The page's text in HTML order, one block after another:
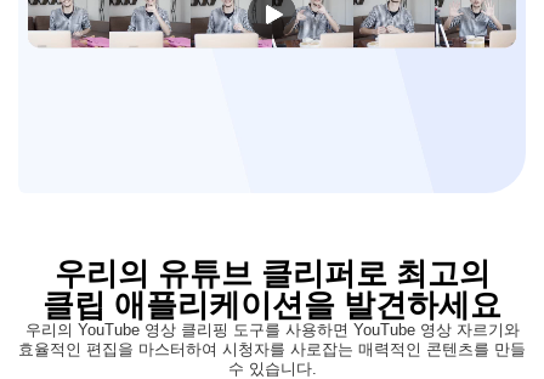
우리의 유튜브 클리퍼로 최고의
클립 애플리케이션을 발견하세요
우리의 YouTube 영상 클리핑 도구를 사용하면 YouTube 영상 자르기와
효율적인 편집을 마스터하여 시청자를 사로잡는 매력적인 콘텐츠를 만들
수 있습니다.